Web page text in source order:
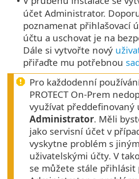
účet Administrator.
poznamenat přihlašovací
účtu a uschovat je na
Dále si vytvořte nový
přiřaďte mu potřebnou
Pro každodenní používání
PROTECT On-Prem
využívat předdefinovaný
Administrator. Měli
jako servisní účet v
vyskytne problém s
uživatelskými účty. V
se můžete stále přihlásit